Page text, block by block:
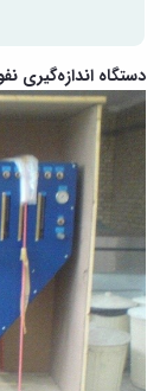
دستگاه